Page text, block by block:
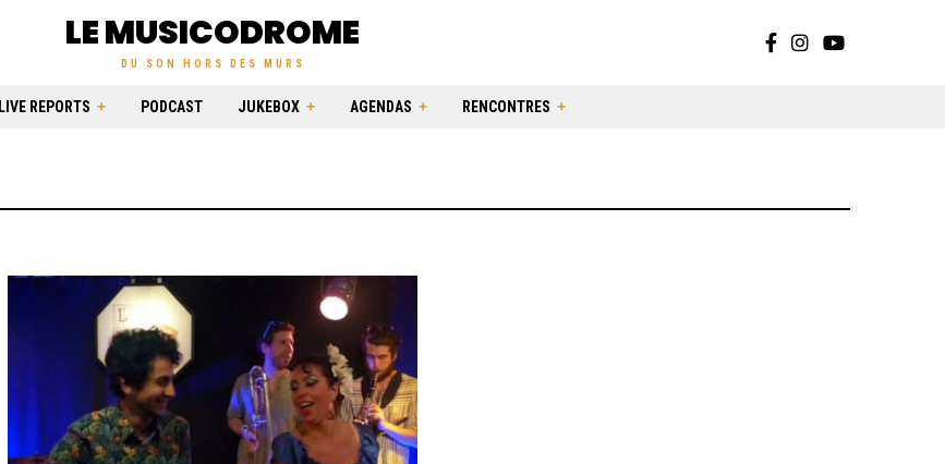
LE MUSICODROME
DU SON HORS DES MURS
LIVE REPORTS PODCAST JUKEBOX AGENDAS RENCONTRES